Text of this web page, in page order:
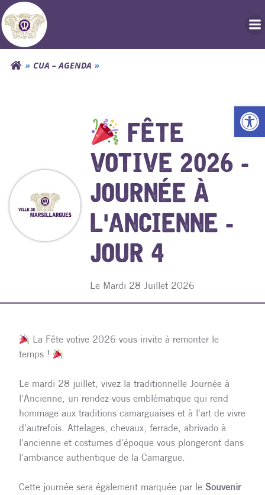
Aller
au
contenu
CUA – AGENDA
FÊTE
VOTIVE 2026 -
JOURNÉE À
L'ANCIENNE -
JOUR 4
Le Mardi 28 Juillet 2026
La Fête votive 2026 vous invite à remonter le
temps !
Le mardi 28 juillet, vivez la traditionnelle Journée à
l'Ancienne, un rendez-vous emblématique qui rend
hommage aux traditions camarguaises et à l'art de vivre
d'autrefois. Attelages, chevaux, ferrade, abrivado à
l'ancienne et costumes d'époque vous plongeront dans
l'ambiance authentique de la Camargue.
Cette journée sera également marquée par le Souvenir